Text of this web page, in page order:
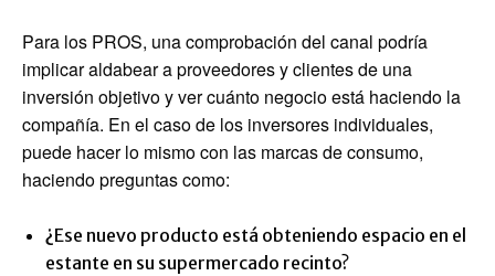
Para los PROS, una comprobación del canal podría
implicar aldabear a proveedores y clientes de una
inversión objetivo y ver cuánto negocio está haciendo la
compañía. En el caso de los inversores individuales,
puede hacer lo mismo con las marcas de consumo,
haciendo preguntas como:
¿Ese nuevo producto está obteniendo espacio en el
estante en su supermercado recinto?